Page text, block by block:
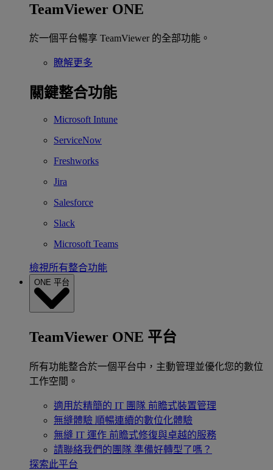
TeamViewer ONE
於一個平台暢享 TeamViewer 的全部功能。
瞭解更多
關鍵整合功能
Microsoft Intune
ServiceNow
Freshworks
Jira
Salesforce
Slack
Microsoft Teams
檢視所有整合功能
ONE 平台
TeamViewer ONE 平台
所有功能整合於一個平台中，主動管理並優化您的數位
工作空間。
適用於精簡的 IT 團隊 前瞻式裝置管理
無縫體驗 順暢連續的數位化體驗
無縫 IT 運作 前瞻式修復與卓越的服務
請聯絡我們的團隊 準備好轉型了嗎？
探索此平台